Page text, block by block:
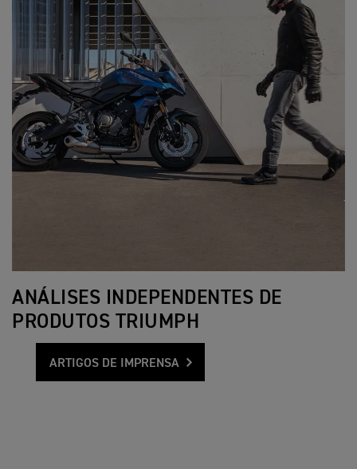
ANÁLISES INDEPENDENTES DE
PRODUTOS TRIUMPH
ARTIGOS DE IMPRENSA